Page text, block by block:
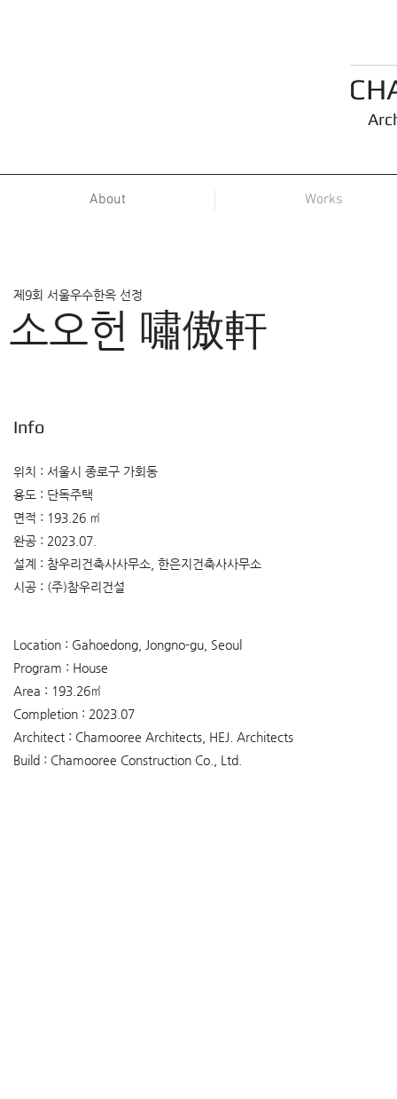
About Works
소오헌 嘯傲軒
​제9회 서울우수한옥 선정
Info
위치 : 서울시 종로구 가회동
용도 : 단독주택
면적 : 193.26 ㎡
완공 : 2023.07.
설계 : 참우리건축사사무소, 한은지건축사사무소
시공 : (주)참우리건설
Location : Gahoedong, Jongno-gu, Seoul
Program : House
Area : 193.26㎡
Completion : 2023.07
Architect : Chamooree Architects, HEJ. Architects
Build : Chamooree Construction Co., Ltd.